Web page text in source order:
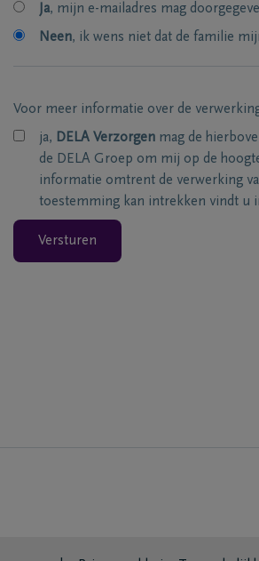
Ja, mijn e-mailadres mag
Neen, ik wens niet dat de familie
Voor meer informatie over de
ja, DELA Verzorgen mag de
de DELA Groep om mij op de
informatie omtrent de verwerking
toestemming kan intrekken vindt u
Versturen